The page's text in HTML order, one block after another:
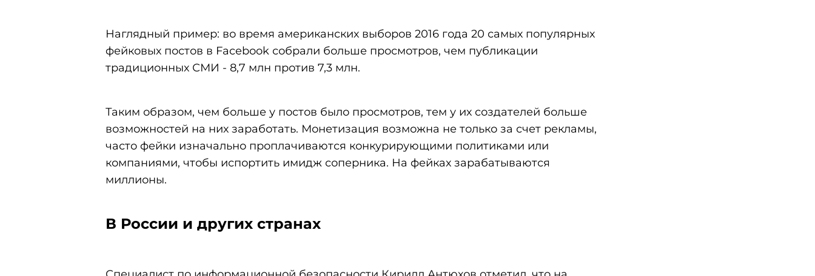
Наглядный пример: во время американских выборов 2016 года 20 самых популярных
фейковых постов в Facebook собрали больше просмотров, чем публикации
традиционных СМИ - 8,7 млн против 7,3 млн.
Таким образом, чем больше у постов было просмотров, тем у их создателей больше
возможностей на них заработать. Монетизация возможна не только за счет рекламы,
часто фейки изначально проплачиваются конкурирующими политиками или
компаниями, чтобы испортить имидж соперника. На фейках зарабатываются
миллионы.
В России и других странах